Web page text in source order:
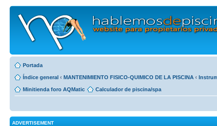
Portada
Índice general ‹ MANTENIMIENTO FISICO-QUIMICO DE LA PISCINA ‹
Minitienda foro AQMatic Calculador de piscina/spa
ADVERTISEMENT